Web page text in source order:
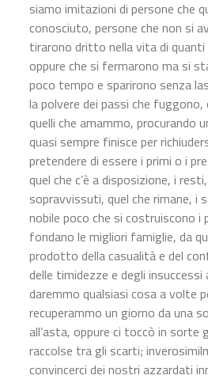
siamo imitazioni di persone che
conosciuto, persone che non si
tirarono dritto nella vita di quanti
oppure che si fermarono ma si
poco tempo e sparirono senza
la polvere dei passi che
quelli che amammo, procurando
quasi sempre finisce per
pretendere di essere i primi o i
quel che c’è a disposizione, i
sopravvissuti, quel che rimane, i
nobile poco che si costruiscono i
fondano le migliori famiglie, da
prodotto della casualità e del
delle timidezze e degli
daremmo qualsiasi cosa a volte
recuperammo un giorno da una
all’asta, oppure ci toccò in sorte
raccolse tra gli scarti;
convincerci dei nostri azzardati